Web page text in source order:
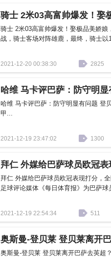
骑士 2米03高富帅爆发！娶极品美娇
战，骑士客场对阵雄鹿，最终，骑士以
2021-12-20 00:38:30 2825
哈维 马卡评巴萨：防守明
哈维 马卡评巴萨：防守明显有问题 登
甲...
2021-12-19 23:47:02 1300
拜仁 外媒给巴萨球员欧冠
拜仁 外媒给巴萨球员欧冠表现打分，
足球评论媒体《每日体育报》为巴萨
2021-12-19 22:54:34 511
奥斯曼-登贝莱 登贝莱离开巴萨去英超